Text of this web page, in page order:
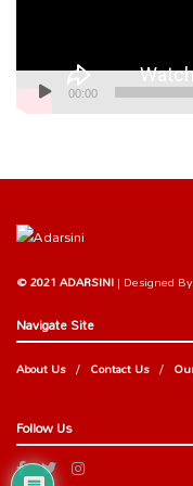
00:00
© 2021 ADARSINI| Designed By
Navigate Site
About Us Contact Us
Follow Us